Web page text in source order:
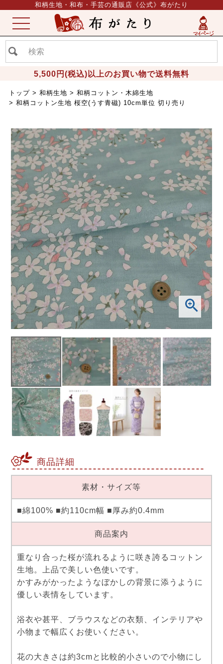
和柄生地・和布・手芸の通販店《公式》布がたり
5,500円(税込)以上のお買い物で送料無料
ME
NU
トップ 和柄生地
和柄コットン・木綿生地
和柄コットン生地 桜空(うす青磁) 10cm単位 切り売り
商品詳細
素材・サイズ等
■綿100% ■約110cm幅 ■厚み約0.4mm
商品案内
重なり合った桜が流れるように咲き誇るコットン
生地。上品で美しい色使いです。
かすみがかったようなぼかしの背景に添うように
優しい表情をしています。
浴衣や甚平、ブラウスなどの衣類、インテリアや
小物まで幅広くお使いください。
花の大きさは約3cmと比較的小さいので小物にし